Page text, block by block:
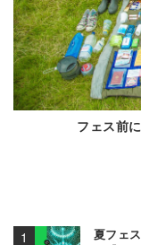
フェス前
夏フェ